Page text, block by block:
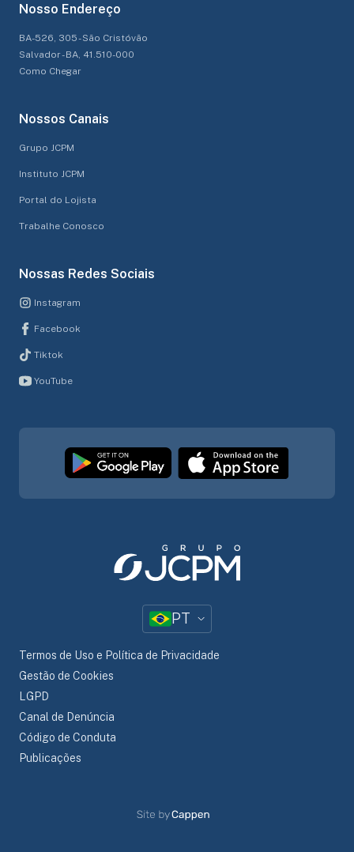
Nosso Endereço
BA-526, 305 - São Cristóvão
Salvador - BA, 41.510-000
Como Chegar
Nossos Canais
Grupo JCPM
Instituto JCPM
Portal do Lojista
Trabalhe Conosco
Nossas Redes Sociais
Instagram
Facebook
Tiktok
YouTube
PT
Termos de Uso e Política de Privacidade
Gestão de Cookies
LGPD
Canal de Denúncia
Código de Conduta
Publicações